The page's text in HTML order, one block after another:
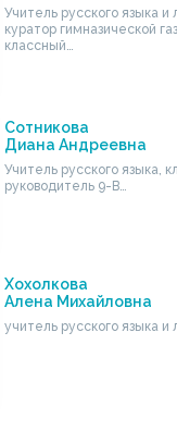
Учитель русского языка и
куратор гимназической
классный…
Сотникова
Диана Андреевна
Учитель русского языка,
руководитель 9-В…
Хохолкова
Алена Михайловна
учитель русского языка и